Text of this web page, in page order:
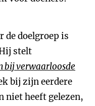
de doelgroep is
stelt
bij verwaarloosde
bij zijn eerdere
niet heeft gelezen,